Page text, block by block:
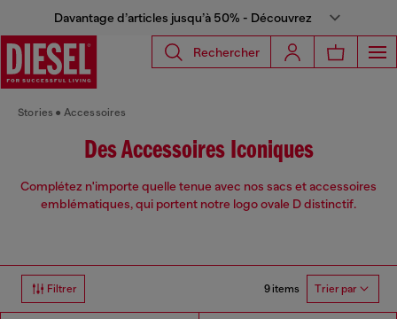
Davantage d’articles jusqu’à 50% - Découvrez
Rechercher
Stories Accessoires
Des Accessoires Iconiques
Complétez n'importe quelle tenue avec nos sacs et accessoires
emblématiques, qui portent notre logo ovale D distinctif.
Filtrer 9 items Trier par